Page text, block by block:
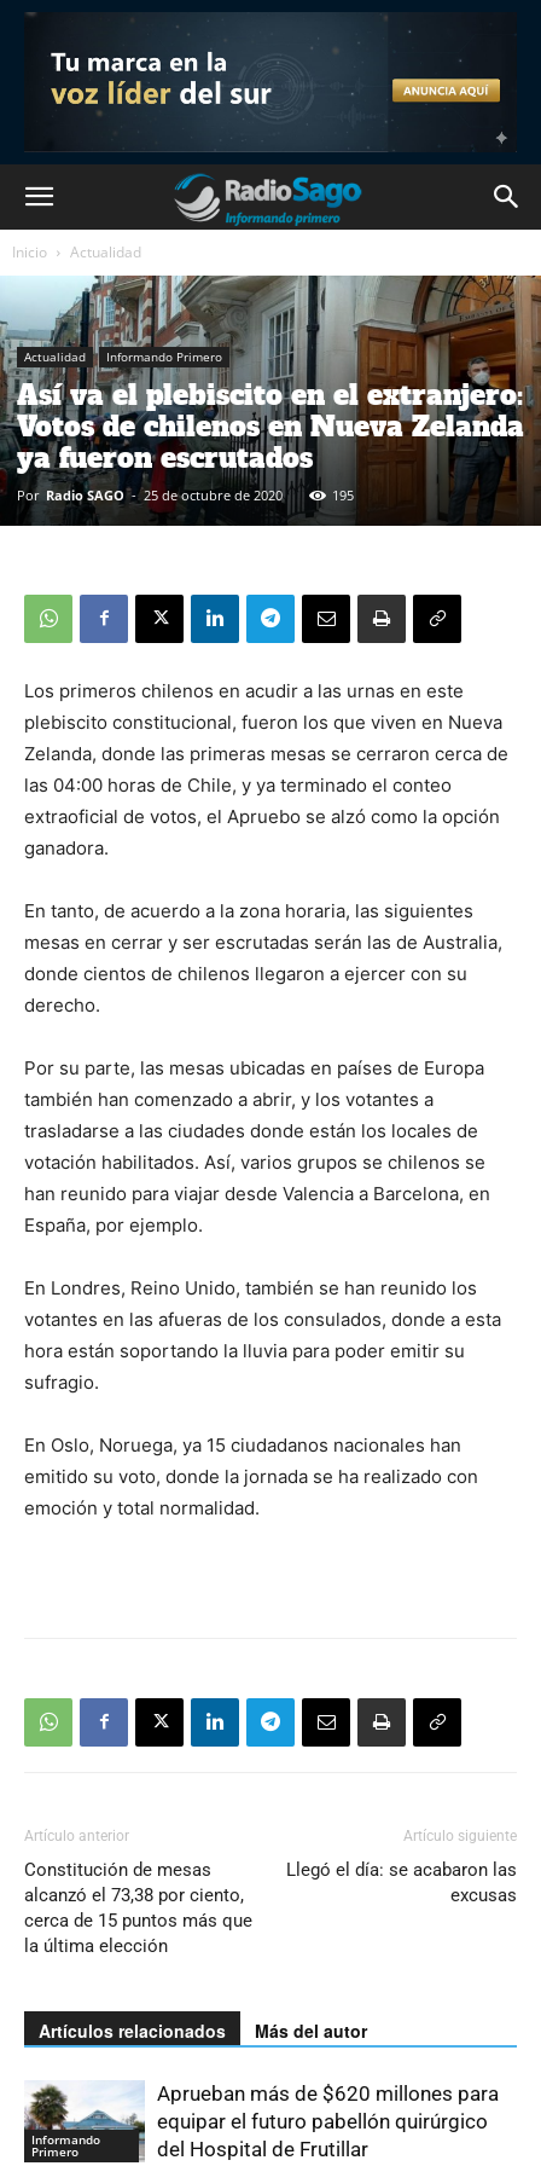
Inicio Actualidad
Actualidad Informando Primero
Así va el plebiscito en el extranjero:
Votos de chilenos en Nueva Zelanda
ya fueron escrutados
Por Radio SAGO - 25 de octubre de 2020 195
Los primeros chilenos en acudir a las urnas en este
plebiscito constitucional, fueron los que viven en Nueva
Zelanda, donde las primeras mesas se cerraron cerca de
las 04:00 horas de Chile, y ya terminado el conteo
extraoficial de votos, el Apruebo se alzó como la opción
ganadora.
En tanto, de acuerdo a la zona horaria, las siguientes
mesas en cerrar y ser escrutadas serán las de Australia,
donde cientos de chilenos llegaron a ejercer con su
derecho.
Por su parte, las mesas ubicadas en países de Europa
también han comenzado a abrir, y los votantes a
trasladarse a las ciudades donde están los locales de
votación habilitados. Así, varios grupos se chilenos se
han reunido para viajar desde Valencia a Barcelona, en
España, por ejemplo.
En Londres, Reino Unido, también se han reunido los
votantes en las afueras de los consulados, donde a esta
hora están soportando la lluvia para poder emitir su
sufragio.
En Oslo, Noruega, ya 15 ciudadanos nacionales han
emitido su voto, donde la jornada se ha realizado con
emoción y total normalidad.
Artículo anterior
Constitución de mesas
alcanzó el 73,38 por ciento,
cerca de 15 puntos más que
la última elección
Artículo siguiente
Llegó el día: se acabaron las
excusas
Artículos relacionados Más del autor
Informando
Primero
Aprueban más de $620 millones para
equipar el futuro pabellón quirúrgico
del Hospital de Frutillar